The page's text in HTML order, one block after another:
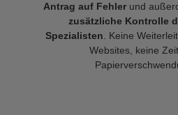
Antrag auf Fehler und
zusätzliche Kontrolle
Spezialisten . Keine
Websites, keine